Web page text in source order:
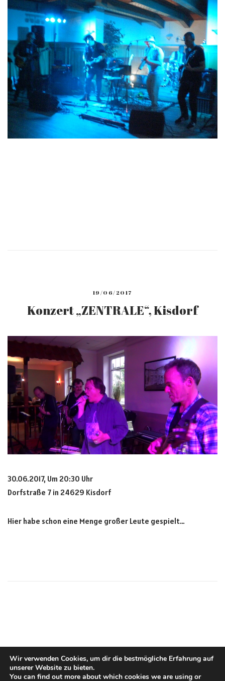
19/06/2017
Konzert „ZENTRALE“, Kisdorf
30.06.2017, Um 20:30 Uhr
Dorfstraße 7 in 24629 Kisdorf
Hier habe schon eine Menge großer Leute gespielt…
Wir verwenden Cookies, um dir die bestmögliche Erfahrung auf
unserer Website zu bieten.
You can find out more about which cookies we are using or